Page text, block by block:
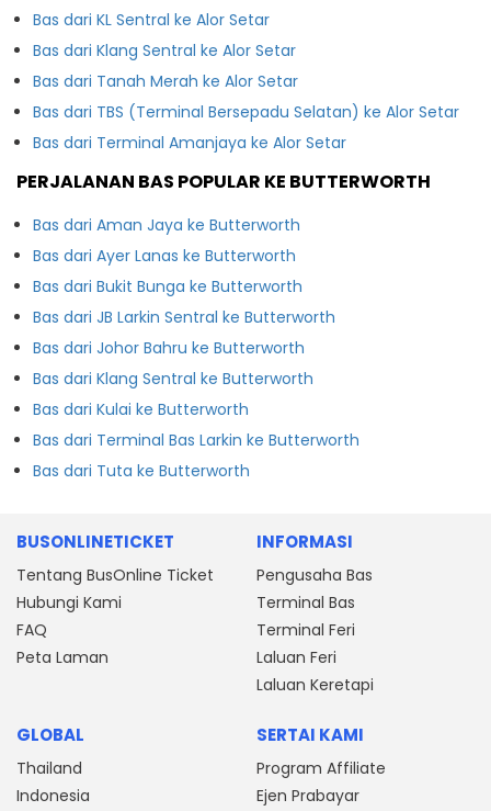
Bas dari KL Sentral ke Alor Setar
Bas dari Klang Sentral ke Alor Setar
Bas dari Tanah Merah ke Alor Setar
Bas dari TBS (Terminal Bersepadu Selatan) ke Alor Setar
Bas dari Terminal Amanjaya ke Alor Setar
PERJALANAN BAS POPULAR KE BUTTERWORTH
Bas dari Aman Jaya ke Butterworth
Bas dari Ayer Lanas ke Butterworth
Bas dari Bukit Bunga ke Butterworth
Bas dari JB Larkin Sentral ke Butterworth
Bas dari Johor Bahru ke Butterworth
Bas dari Klang Sentral ke Butterworth
Bas dari Kulai ke Butterworth
Bas dari Terminal Bas Larkin ke Butterworth
Bas dari Tuta ke Butterworth
BUSONLINETICKET
Tentang BusOnline Ticket
Hubungi Kami
FAQ
Peta Laman
INFORMASI
Pengusaha Bas
Terminal Bas
Terminal Feri
Laluan Feri
Laluan Keretapi
GLOBAL
Thailand
Indonesia
SERTAI KAMI
Program Affiliate
Ejen Prabayar